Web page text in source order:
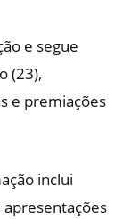
e segue
(23),
e premiações
inclui